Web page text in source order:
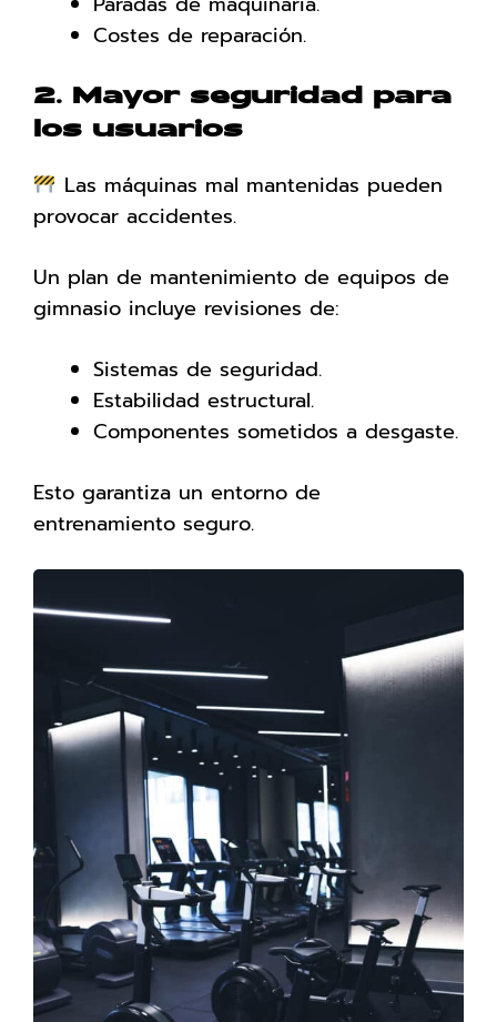
Costes de reparación.
2. Mayor seguridad para
los usuarios
Las máquinas mal mantenidas pueden
provocar accidentes.
Un plan de mantenimiento de equipos de
gimnasio incluye revisiones de:
Sistemas de seguridad.
Estabilidad estructural.
Componentes sometidos a desgaste.
Esto garantiza un entorno de
entrenamiento seguro.